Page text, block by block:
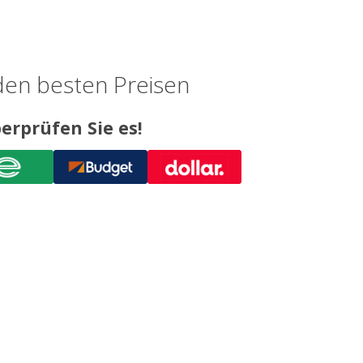
besten Preisen
Sie es!